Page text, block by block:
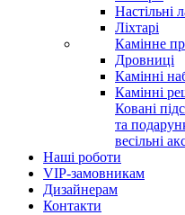
Настільні
Ліхтарі
Камінне
Дровниці
Камінні
Камінні
Ковані
та
весільні
Наші роботи
VIP-замовникам
Дизайнерам
Контакти